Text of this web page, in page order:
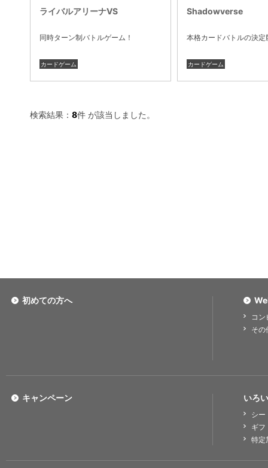
ライバルアリーナVS
同時ターン制バトルゲーム！
カードゲーム
Shadowverse
本格カードバトルの決定
カードゲーム
検索結果： 8件 が該当しました。
初めての方へ
コ
その
いろ
シー
ギフ
特定
キャンペーン